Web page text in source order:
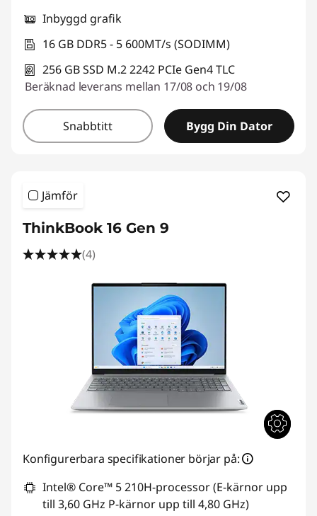
Inbyggd grafik
16 GB DDR5 - 5 600MT/s (SODIMM)
256 GB SSD M.2 2242 PCIe Gen4 TLC
Beräknad leverans mellan 17/08 och 19/08
Snabbtitt Bygg Din Dator
Jämför
ThinkBook 16 Gen 9
(4)
Konfigurerbara specifikationer börjar på:
Intel® Core™ 5 210H-processor (E-kärnor upp
till 3,60 GHz P-kärnor upp till 4,80 GHz)